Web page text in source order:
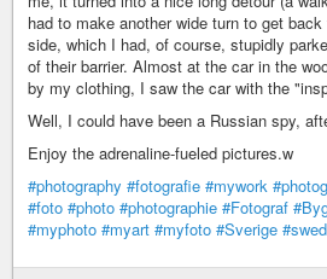
had to make another wide turn to get
side, which I had, of course, stupidly
of their barrier. Almost at the car in the
by my clothing, I saw the car with the
Well, I could have been a Russian spy,
Enjoy the adrenaline-fueled pictures.w
#photography #fotografie #mywork
#foto #photo #photographie #Fotograf
#myphoto #myart #myfoto #Sverige